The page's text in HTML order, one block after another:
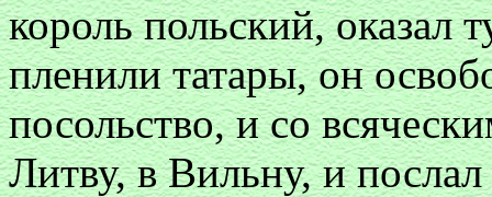
король польский, оказал
пленили татары, он
посольство, и со
Литву, в Вильну, и